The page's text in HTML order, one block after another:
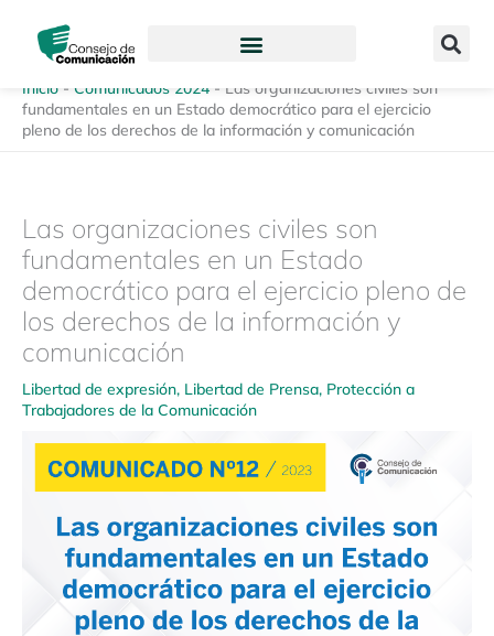
contenido
Inicio - Comunicados 2024- Las organizaciones civiles son
fundamentales en un Estado democrático para el ejercicio
pleno de los derechos de la información y comunicación
Las organizaciones civiles son
fundamentales en un Estado
democrático para el ejercicio pleno de
los derechos de la información y
comunicación
Libertad de expresión, Libertad de Prensa, Protección a
Trabajadores de la Comunicación